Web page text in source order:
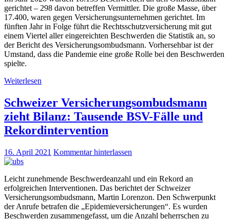
gerichtet – 298 davon betreffen Vermittler. Die große Masse, über
17.400, waren gegen Versicherungsunternehmen gerichtet. Im
fünften Jahr in Folge führt die Rechtsschutzversicherung mit gut
einem Viertel aller eingereichten Beschwerden die Statistik an, so
der Bericht des Versicherungsombudsmann. Vorhersehbar ist der
Umstand, dass die Pandemie eine große Rolle bei den Beschwerden
spielte.
Weiterlesen
Schweizer Versicherungsombudsmann
zieht Bilanz: Tausende BSV-Fälle und
Rekordintervention
16. April 2021 Kommentar hinterlassen
Leicht zunehmende Beschwerdeanzahl und ein Rekord an
erfolgreichen Interventionen. Das berichtet der Schweizer
Versicherungsombudsmann, Martin Lorenzon. Den Schwerpunkt
der Anrufe betrafen die „Epidemieversicherungen“. Es wurden
Beschwerden zusammengefasst, um die Anzahl beherrschen zu